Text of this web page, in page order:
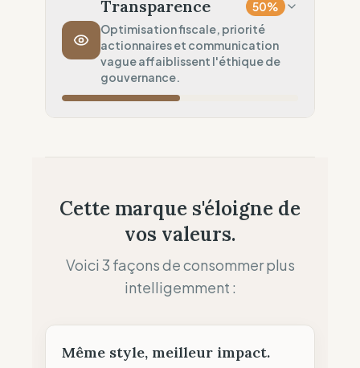
Politique de Transport
Flux aérien systématique
Ancrage Local
Présence physique (Réseau de boutiques)
Transparence 50%
Optimisation fiscale, priorité
actionnaires et communication
vague affaiblissent l'éthique de
gouvernance.
Priorité dividendes (Actionnaires)
Clarté des Allégations
Cette marque s'éloigne de
vos valeurs.
Voici 3 façons de consommer plus
intelligemment :
Même style, meilleur impact.